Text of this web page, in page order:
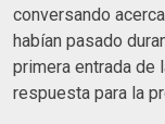
conversando
habían pasado
primera entrada de
respuesta para la